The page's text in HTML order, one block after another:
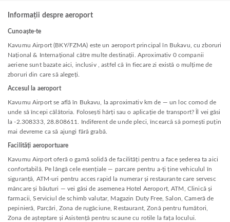
Informații despre aeroport
Cunoaște-te
Kavumu Airport (BKY/FZMA) este un aeroport principal în Bukavu, cu zboruri
Național & Internațional către multe destinații. Aproximativ 0 companii
aeriene sunt bazate aici, inclusiv , astfel că în fiecare zi există o mulțime de
zboruri din care să alegeți.
Accesul la aeroport
Kavumu Airport se află în Bukavu, la aproximativ km de — un loc comod de
unde să începi călătoria. Folosești hărți sau o aplicație de transport? Îl vei găsi
la -2.308333, 28.808611. Indiferent de unde pleci, încearcă să pornești puțin
mai devreme ca să ajungi fără grabă.
Facilități aeroportuare
Kavumu Airport oferă o gamă solidă de facilități pentru a face șederea ta aici
confortabilă. Pe lângă cele esențiale — parcare pentru a-ți ține vehiculul în
siguranță, ATM-uri pentru acces rapid la numerar și restaurante care servesc
mâncare și băuturi — vei găsi de asemenea Hotel Aeroport, ATM, Clinică și
farmacii, Serviciul de schimb valutar, Magazin Duty Free, Salon, Cameră de
pepinieră, Parcări, Zona de rugăciune, Restaurant, Zonă pentru fumători,
Zona de așteptare și Asistență pentru scaune cu rotile la fața locului.